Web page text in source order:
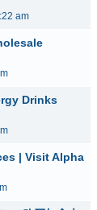
am
Drinks
| Visit Alpha